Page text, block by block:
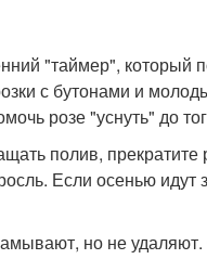
"таймер", который
с бутонами и
розе "уснуть" до
полив,
Если осенью идут
но не удаляют.